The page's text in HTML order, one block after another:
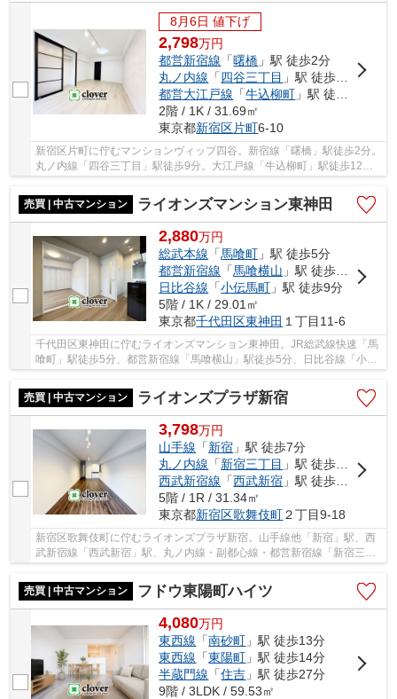
8月6日 値下げ
2,798万円
都営新宿線 「曙橋 」駅 徒歩2分
丸ノ内線 「四谷三丁目 」駅 徒歩9分
都営大江戸線 「牛込柳町 」駅 徒歩12分
2階 / 1K / 31.69㎡
東京都新宿区片町6-10
新宿区片町に佇むマンションヴィップ四谷。新宿線「曙橋」駅徒歩2分。
丸ノ内線「四谷三丁目」駅徒歩9分。大江戸線「牛込柳町」駅徒歩12分
売買 | 中古マンション
ライオンズマンション東神田
2,880万円
総武本線 「馬喰町 」駅 徒歩5分
都営新宿線 「馬喰横山 」駅 徒歩5分
日比谷線 「小伝馬町 」駅 徒歩9分
5階 / 1K / 29.01㎡
東京都千代田区東神田 １丁目11-6
千代田区東神田に佇むライオンズマンション東神田。JR総武線快速「馬
喰町」駅徒歩5分、都営新宿線「馬喰横山」駅徒歩5分、日比谷線「小伝
売買 | 中古マンション
ライオンズプラザ新宿
3,798万円
山手線 「新宿 」駅 徒歩7分
丸ノ内線 「新宿三丁目 」駅 徒歩7分
西武新宿線 「西武新宿 」駅 徒歩7分
5階 / 1R / 31.34㎡
東京都新宿区歌舞伎町２丁目9-18
新宿区歌舞伎町に佇むライオンズプラザ新宿。山手線他「新宿」駅、西
武新宿線「西武新宿」駅、丸ノ内線・副都心線・都営新宿線「新宿三丁
目」駅からそれぞれ徒歩7分。周辺は大型商業施...
売買 | 中古マンション
フドウ東陽町ハイツ
4,080万円
東西線 「南砂町 」駅 徒歩13分
東西線 「東陽町 」駅 徒歩14分
半蔵門線 「住吉 」駅 徒歩27分
9階 / 3LDK / 59.53㎡